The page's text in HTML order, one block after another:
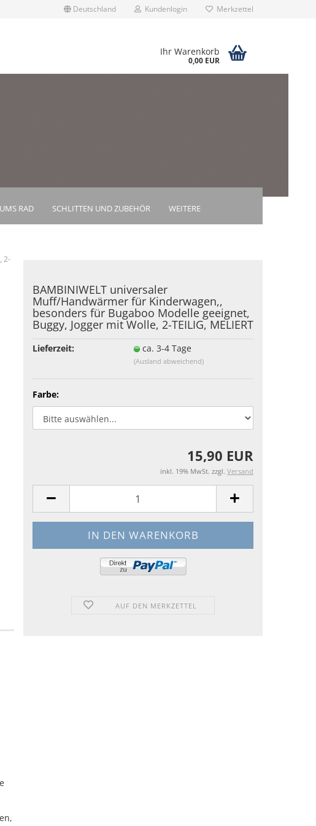
Deutschland Kundenlogin Merkzettel
Ihr Warenkorb
0,00 EUR
RAD SCHLITTEN UND ZUBEHÖR WEITERE
2-
BAMBINIWELT universaler
Muff/Handwärmer für Kinderwagen,,
besonders für Bugaboo Modelle geeignet,
Buggy, Jogger mit Wolle, 2-TEILIG, MELIERT
Lieferzeit: ca. 3-4 Tage
(Ausland abweichend)
Farbe:
15,90 EUR
inkl. 19% MwSt. zzgl. Versand
AUF DEN MERKZETTEL